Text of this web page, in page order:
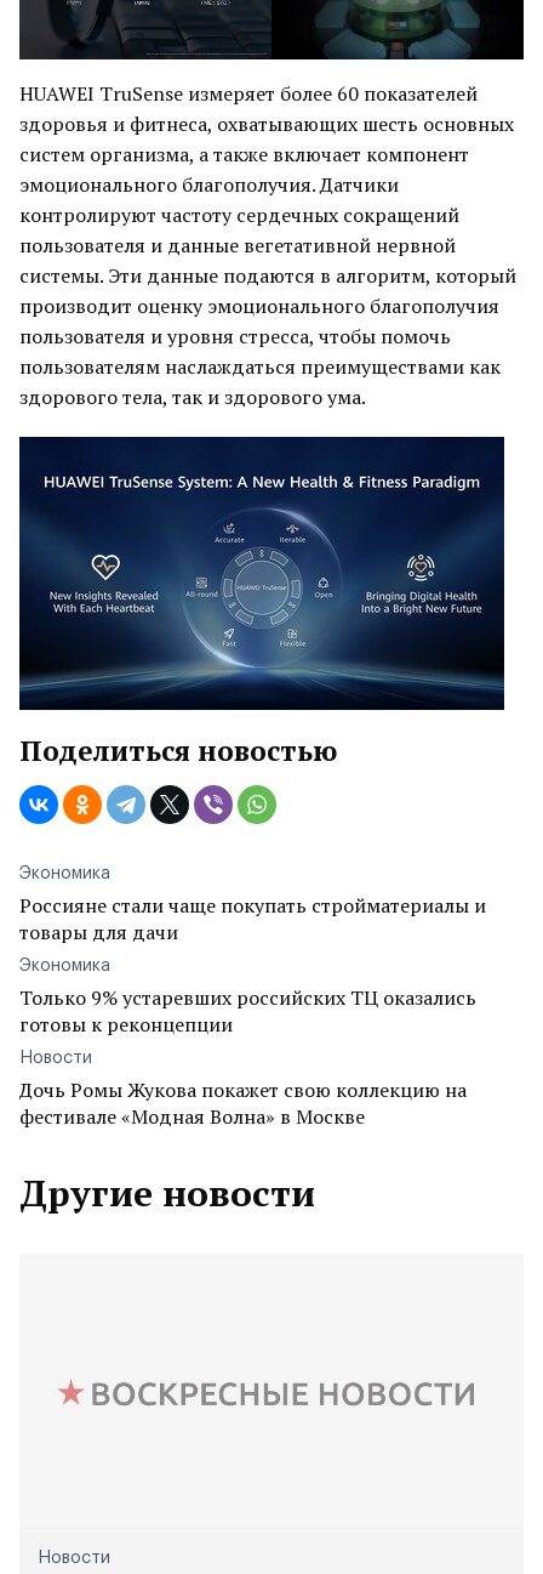
HUAWEI TruSense измеряет более 60 показателей
здоровья и фитнеса, охватывающих шесть основных
систем организма, а также включает компонент
эмоционального благополучия. Датчики
контролируют частоту сердечных сокращений
пользователя и данные вегетативной нервной
системы. Эти данные подаются в алгоритм, который
производит оценку эмоционального благополучия
пользователя и уровня стресса, чтобы помочь
пользователям наслаждаться преимуществами как
здорового тела, так и здорового ума.
Поделиться новостью
Экономика
Россияне стали чаще покупать стройматериалы и
товары для дачи
Экономика
Только 9% устаревших российских ТЦ оказались
готовы к реконцепции
Новости
Дочь Ромы Жукова покажет свою коллекцию на
фестивале «Модная Волна» в Москве
Другие новости
Новости